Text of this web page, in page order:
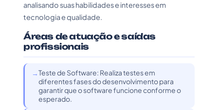
analisando suas habilidades e interesses em
tecnologia e qualidade.
Áreas de atuação e saídas
profissionais
Teste de Software: Realiza testes em
diferentes fases do desenvolvimento para
garantir que o software funcione conforme o
esperado.